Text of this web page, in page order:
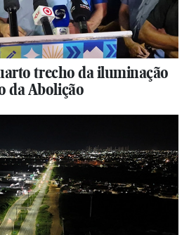
trecho da iluminação
da Abolição